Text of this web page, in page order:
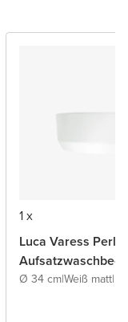
1 x
Luca Varess Perla
Ø 34 cm|Weiß matt|